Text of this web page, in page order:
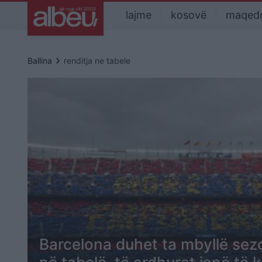
lajme kosovë
Ballina keyboard_arrow_right renditja ne tabele
Barcelona duhet ta mbyllë